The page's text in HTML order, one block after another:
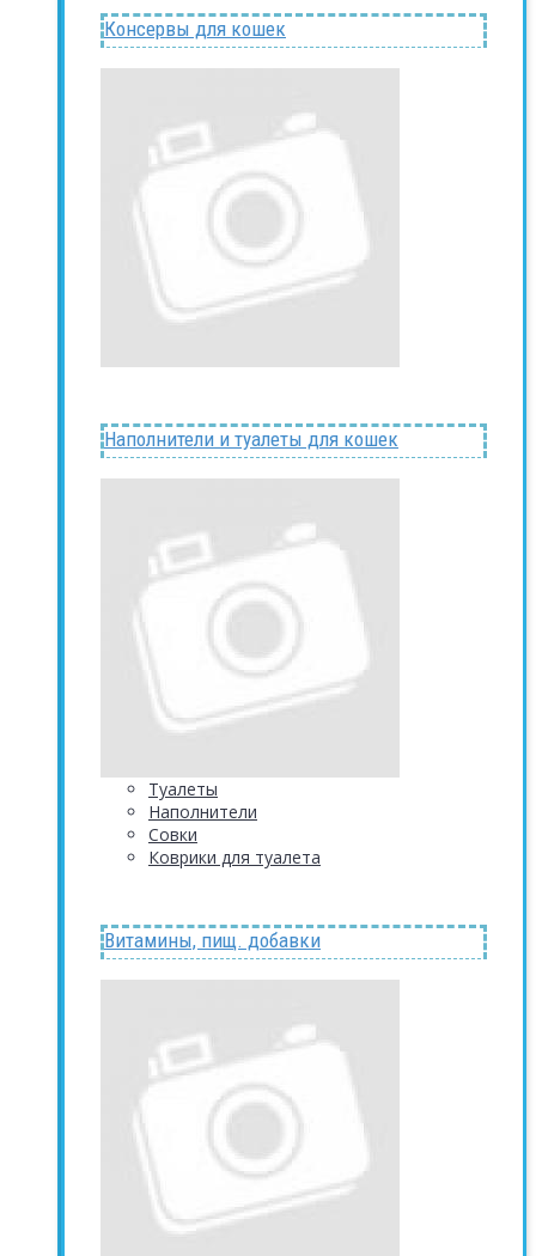
Консервы для кошек
Наполнители и туалеты для кошек
Туалеты
Наполнители
Совки
Коврики для туалета
Витамины, пищ. добавки